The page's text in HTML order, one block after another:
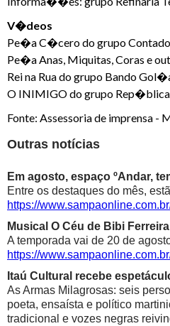
V�deos
Pe�a C�cero do grupo
Pe�a Anas, Miquitas, Coras e
Rei na Rua do grupo Bando
O INIMIGO do grupo
Fonte: Assessoria de imprensa -
Outras notícias
Em agosto, espaço ºAndar,
Entre os destaques do mês,
https://
Musical O Céu de Bibi
A temporada vai de 20 de
https://
Itaú Cultural recebe
As Armas Milagrosas: seis
poeta, ensaísta e político
tradicional e vozes negras